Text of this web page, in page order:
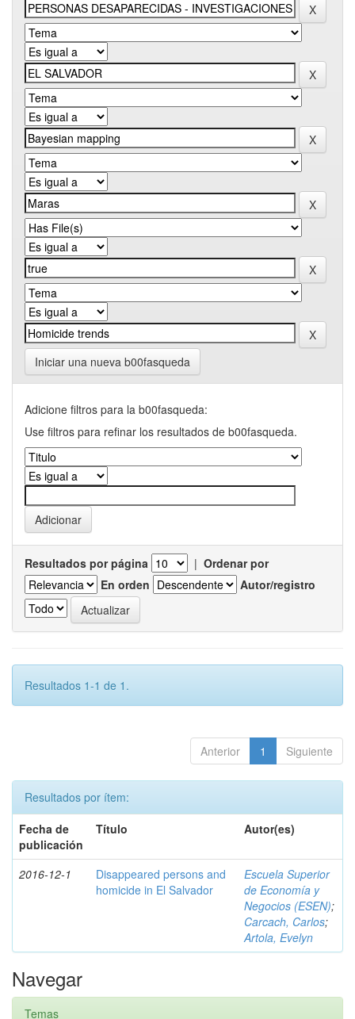
Iniciar una nueva b00fasqueda
Adicione filtros para la b00fasqueda:
Use filtros para refinar los resultados de b00fasqueda.
Resultados por página | Ordenar por
En orden
Autor/registro
Resultados 1-1 de 1.
Anterior 1 Siguiente
Resultados por ítem:
Fecha de
publicación
Título Autor(es)
2016-12-1
Disappeared persons and
homicide in El Salvador
Escuela Superior
de Economía y
Negocios (ESEN);
Carcach, Carlos;
Artola, Evelyn
Navegar
Temas